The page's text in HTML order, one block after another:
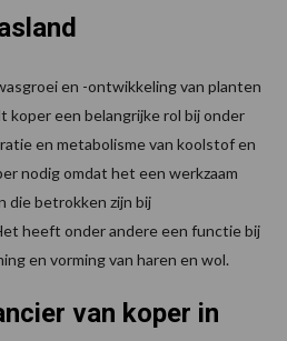
en -ontwikkeling van planten
koper een belangrijke rol bij onder
en metabolisme van koolstof en
nodig omdat het een werkzaam
die betrokken zijn bij
heeft onder andere een functie bij
en vorming van haren en wol.
van koper in